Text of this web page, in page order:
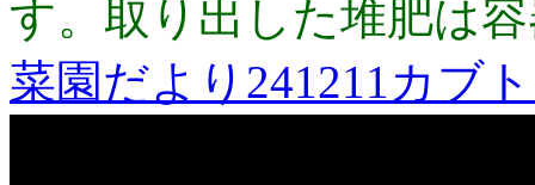
す。取り出した堆肥は
菜園だより241211カブ